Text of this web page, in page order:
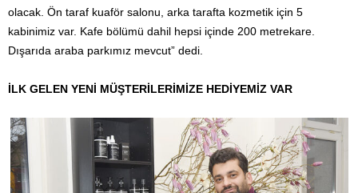
olacak. Ön taraf kuaför salonu, arka tarafta kozmetik için 5
kabinimiz var. Kafe bölümü dahil hepsi içinde 200 metrekare.
Dışarıda araba parkımız mevcut” dedi.
İLK GELEN YENİ MÜŞTERİLERİMİZE HEDİYEMİZ VAR